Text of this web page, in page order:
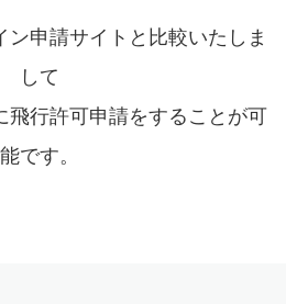
ン申請サイトと比較いたしま
して
飛行許可申請をすることが可
能です。